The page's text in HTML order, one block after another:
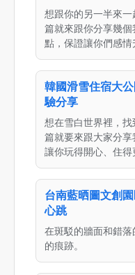
想跟你的另一半來
篇就來跟你分享幾
點，保證讓你們感情
韓國滑雪住宿大
驗分享
想在雪白世界裡，
篇就要來跟大家分
讓你玩得開心、住得
台南藍晒圖文創
心跳
在斑駁的牆面和錯
的痕跡。